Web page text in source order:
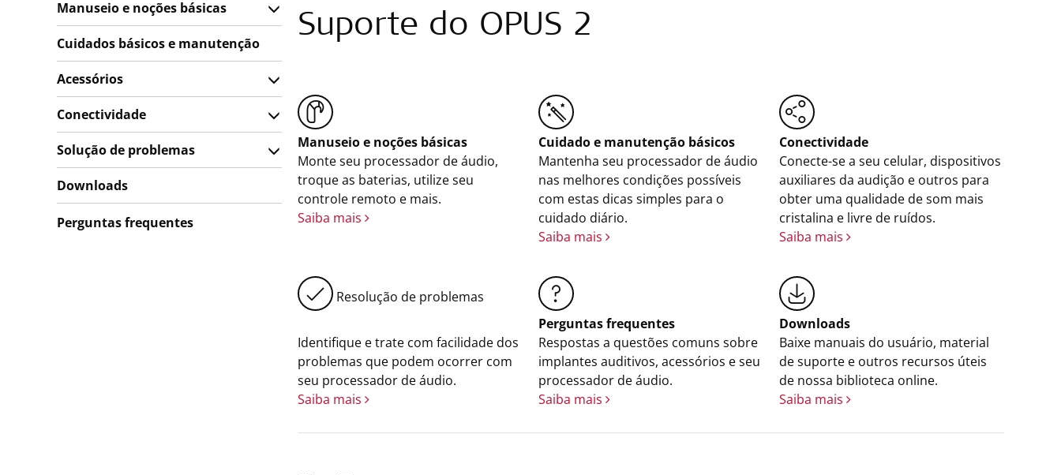
Suporte do OPUS 2
Manuseio e noções básicas
Monte seu processador de áudio,
troque as baterias, utilize seu
controle remoto e mais.
Saiba mais
Cuidado e manutenção básicos
Mantenha seu processador de áudio
nas melhores condições possíveis
com estas dicas simples para o
cuidado diário.
Saiba mais
Conectividade
Conecte-se a seu celular, dispositivos
auxiliares da audição e outros para
obter uma qualidade de som mais
cristalina e livre de ruídos.
Saiba mais
Resolução de problemas
Identifique e trate com facilidade dos
problemas que podem ocorrer com
seu processador de áudio.
Saiba mais
Perguntas frequentes
Respostas a questões comuns sobre
implantes auditivos, acessórios e seu
processador de áudio.
Saiba mais
Downloads
Baixe manuais do usuário, material
de suporte e outros recursos úteis
de nossa biblioteca online.
Saiba mais
Manuseio e noções básicas
Cuidados básicos e manutenção
Acessórios
Conectividade
Solução de problemas
Downloads
Perguntas frequentes